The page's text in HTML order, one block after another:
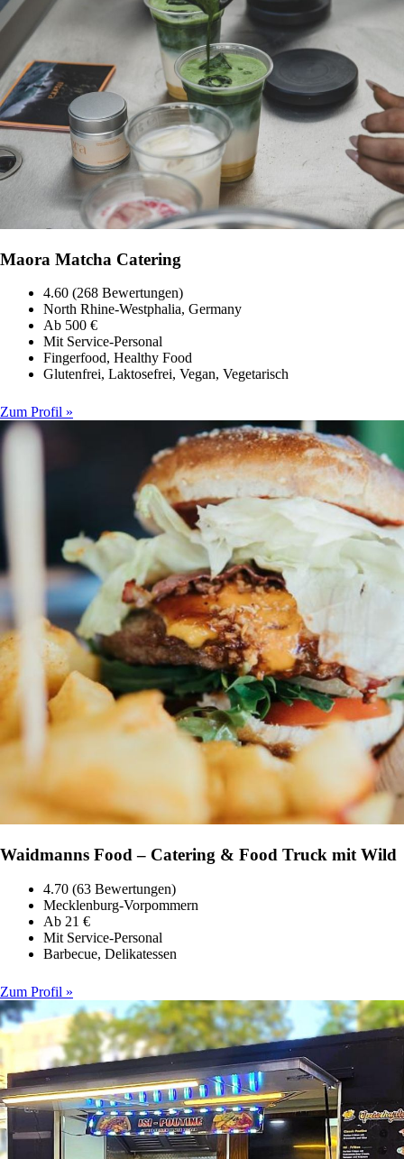
Maora Matcha Catering
4.60 (268 Bewertungen)
North Rhine-Westphalia, Germany
Ab 500 €
Mit Service-Personal
Fingerfood, Healthy Food
Glutenfrei, Laktosefrei, Vegan, Vegetarisch
Zum Profil »
Waidmanns Food – Catering & Food Truck mit Wild
4.70 (63 Bewertungen)
Mecklenburg-Vorpommern
Ab 21 €
Mit Service-Personal
Barbecue, Delikatessen
Zum Profil »